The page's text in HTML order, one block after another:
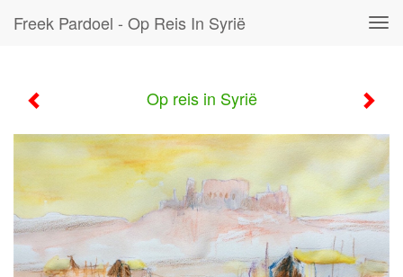
Freek Pardoel - Op Reis In Syrië
Op reis in Syrië